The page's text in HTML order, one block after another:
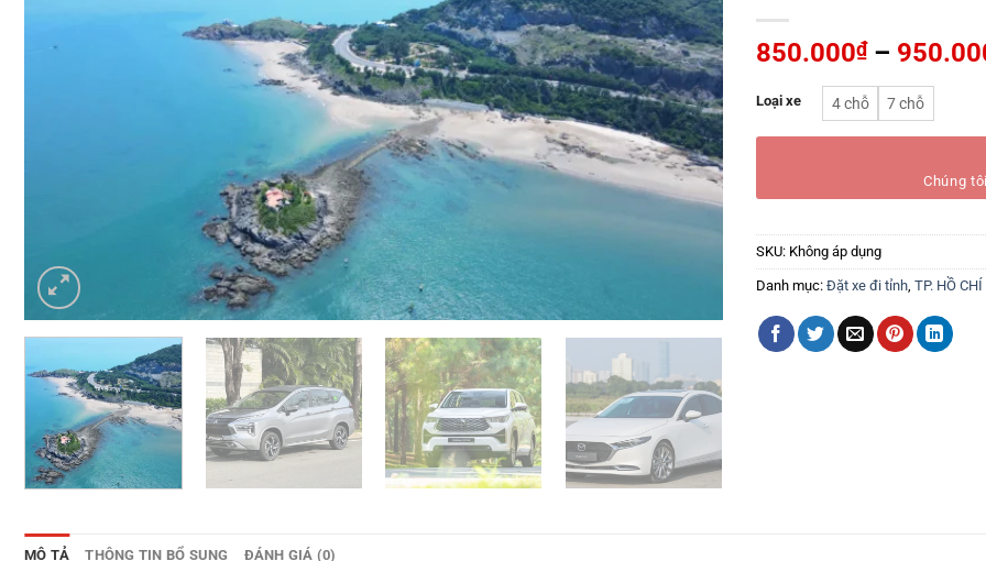
850.000₫ –
Loại xe 4 chỗ 7 chỗ
Chúng
SKU: Không áp dụng
Danh mục: Đặt xe đi tỉnh TP. HỒ
MÔ TẢ THÔNG TIN BỔ SUNG ĐÁNH GIÁ (0)